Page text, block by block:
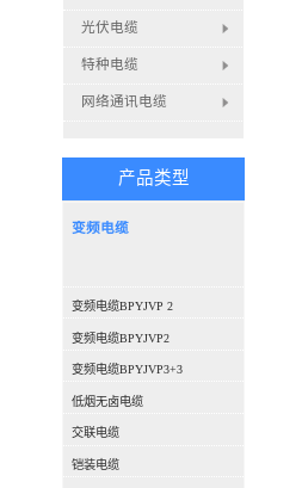
光伏电缆
特种电缆
网络通讯电缆
产品类型
变频电缆
变频电缆BPYJVP 2
变频电缆BPYJVP2
变频电缆BPYJVP3+3
低烟无卤电缆
交联电缆
铠装电缆